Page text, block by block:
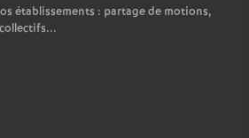
établissements : partage de motions,